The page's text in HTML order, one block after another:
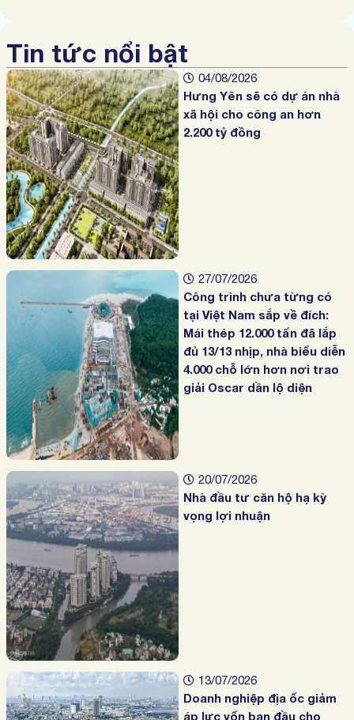
Tin tức nổi bật
04/08/2026
Hưng Yên sẽ có dự án nhà
xã hội cho công an hơn
2.200 tỷ đồng
27/07/2026
Công trình chưa từng có
tại Việt Nam sắp về đích:
Mái thép 12.000 tấn đã lắp
đủ 13/13 nhịp, nhà biểu diễn
4.000 chỗ lớn hơn nơi trao
giải Oscar dần lộ diện
20/07/2026
Nhà đầu tư căn hộ hạ kỳ
vọng lợi nhuận
13/07/2026
Doanh nghiệp địa ốc giảm
áp lực vốn ban đầu cho